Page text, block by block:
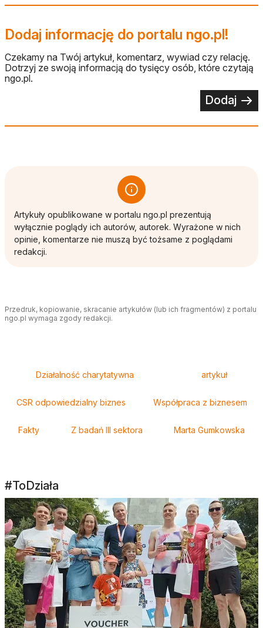
Dodaj informację do portalu ngo.pl!
Czekamy na Twój artykuł, komentarz, wywiad czy relację.
Dotrzyj ze swoją informacją do tysięcy osób, które czytają
ngo.pl.
Dodaj
Artykuły opublikowane w portalu ngo.pl prezentują
wyłącznie poglądy ich autorów, autorek. Wyrażone w nich
opinie, komentarze nie muszą być tożsame z poglądami
redakcji.
Przedruk, kopiowanie, skracanie artykułów (lub ich fragmentów) z portalu
ngo.pl wymaga zgody redakcji.
Działalność charytatywna artykuł
CSR odpowiedzialny biznes Współpraca z biznesem
Fakty Z badań III sektora Marta Gumkowska
#ToDziała